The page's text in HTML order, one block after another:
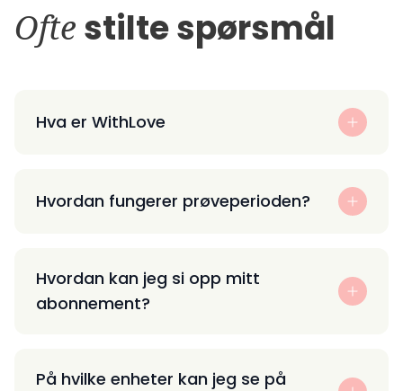
Ofte stilte spørsmål
Hva er WithLove
Hvordan fungerer prøveperioden?
Hvordan kan jeg si opp mitt
abonnement?
På hvilke enheter kan jeg se på